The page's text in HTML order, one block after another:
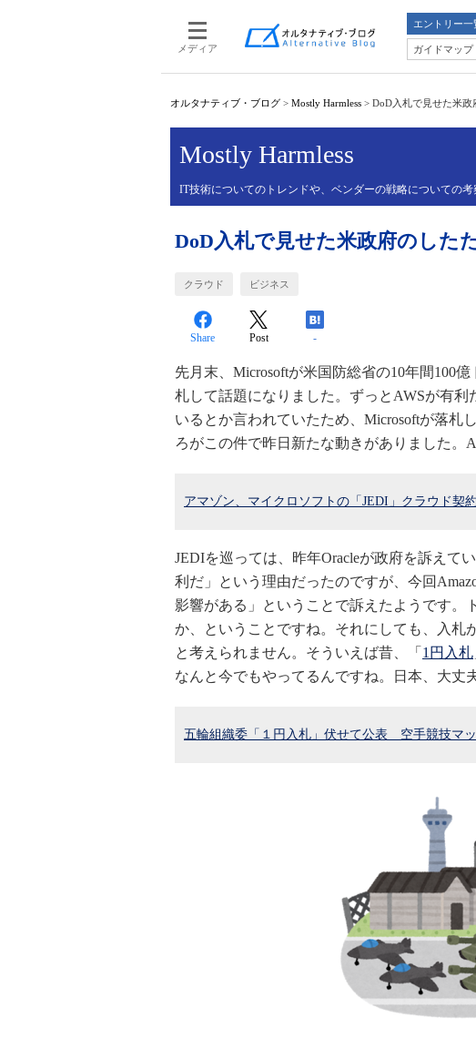
メディア
エントリー一
ガイドマップ
オルタナティブ・ブログ > Mostly Harmless > DoD入札で見せた米政
Mostly Harmless
IT技術についてのトレンドや、ベンダーの戦略についての考
DoD入札で見せた米政府のした
クラウド ビジネス
Share Post -
先月末、Microsoftが米国防総省の10年間100
札して話題になりました。ずっとAWSが有
いるとか言われていたため、Microsoftが落札
ろがこの件で昨日新たな動きがありました。
アマゾン、マイクロソフトの「JEDI」クラウド契
JEDIを巡っては、昨年Oracleが政府を訴えて
利だ」という理由だったのですが、今回
影響がある」ということで訴えたようです。
か、ということですね。それにしても、入札
と考えられません。そういえば昔、「 1円入札
なんと今でもやってるんですね。日本、大丈
五輪組織委「１円入札」伏せて公表 空手競技マ